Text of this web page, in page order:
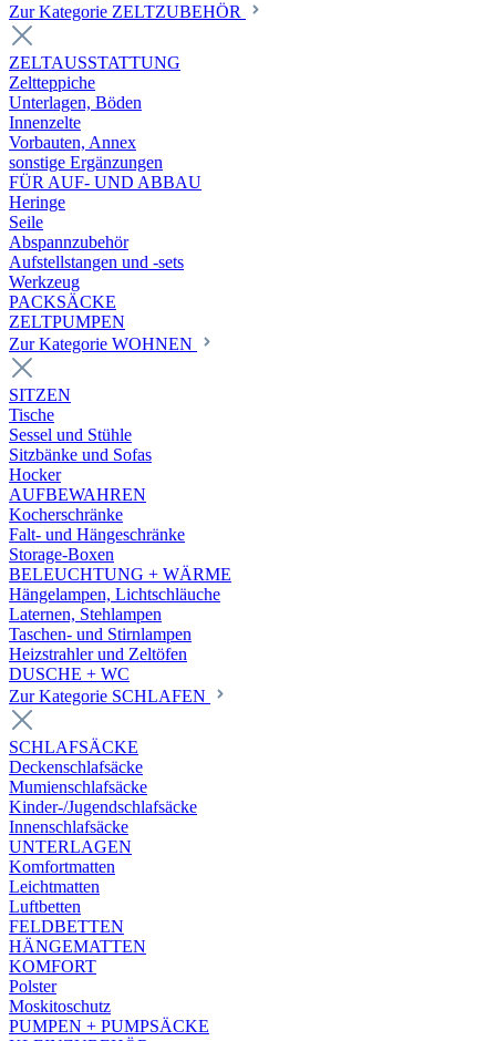
Zur Kategorie ZELTZUBEHÖR
ZELTAUSSTATTUNG
Zeltteppiche
Unterlagen, Böden
Innenzelte
Vorbauten, Annex
sonstige Ergänzungen
FÜR AUF- UND ABBAU
Heringe
Seile
Abspannzubehör
Aufstellstangen und -sets
Werkzeug
PACKSÄCKE
ZELTPUMPEN
Zur Kategorie WOHNEN
SITZEN
Tische
Sessel und Stühle
Sitzbänke und Sofas
Hocker
AUFBEWAHREN
Kocherschränke
Falt- und Hängeschränke
Storage-Boxen
BELEUCHTUNG + WÄRME
Hängelampen, Lichtschläuche
Laternen, Stehlampen
Taschen- und Stirnlampen
Heizstrahler und Zeltöfen
DUSCHE + WC
Zur Kategorie SCHLAFEN
SCHLAFSÄCKE
Deckenschlafsäcke
Mumienschlafsäcke
Kinder-/Jugendschlafsäcke
Innenschlafsäcke
UNTERLAGEN
Komfortmatten
Leichtmatten
Luftbetten
FELDBETTEN
HÄNGEMATTEN
KOMFORT
Polster
Moskitoschutz
PUMPEN + PUMPSÄCKE